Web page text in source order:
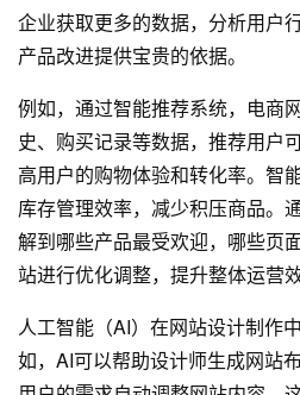
企业获取更多的数据，分析用户
产品改进提供宝贵的依据。
例如，通过智能推荐系统，电商
史、购买记录等数据，推荐用户
高用户的购物体验和转化率。智
库存管理效率，减少积压商品。
解到哪些产品最受欢迎，哪些页
站进行优化调整，提升整体运营效
人工智能（AI）在网站设计制作
如，AI可以帮助设计师生成网站